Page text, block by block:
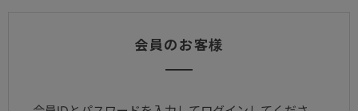
会員のお客様